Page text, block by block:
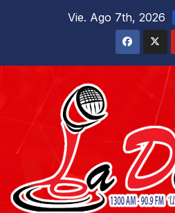
Vie. Ago 7th, 2026